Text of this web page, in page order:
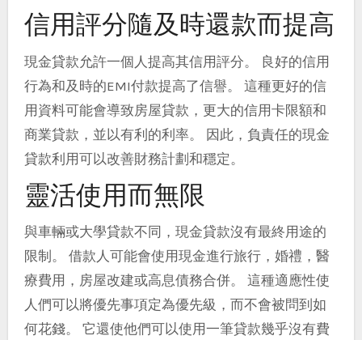
信用評分隨及時還款而提高
現金貸款允許一個人提高其信用評分。 良好的信用
行為和及時的EMI付款提高了信譽。 這種更好的信
用資料可能會導致房屋貸款，更大的信用卡限額和
商業貸款，並以有利的利率。 因此，負責任的現金
貸款利用可以改善財務計劃和穩定。
靈活使用而無限
與車輛或大學貸款不同，現金貸款沒有最終用途的
限制。 借款人可能會使用現金進行旅行，婚禮，醫
療費用，房屋改建或高息債務合併。 這種適應性使
人們可以將優先事項定為優先級，而不會被問到如
何花錢。 它還使他們可以使用一筆貸款幾乎沒有費